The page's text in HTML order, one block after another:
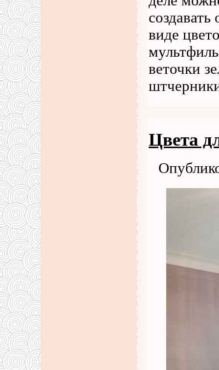
виде
веточки
Цвета